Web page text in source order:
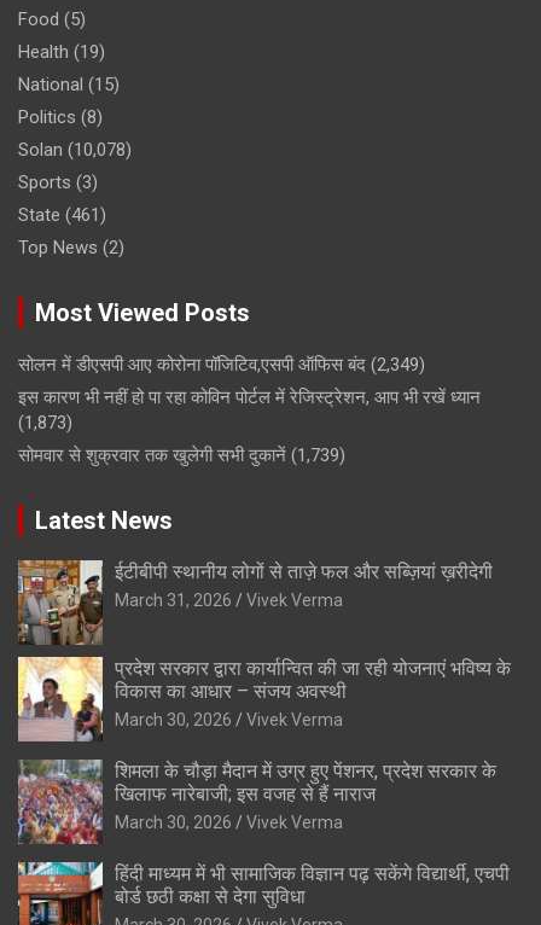
Food (5)
Health (19)
National (15)
Politics (8)
Solan (10,078)
Sports (3)
State (461)
Top News (2)
Most Viewed Posts
सोलन में डीएसपी आए कोरोना पॉजिटिव,एसपी ऑफिस बंद (2,349)
इस कारण भी नहीं हो पा रहा कोविन पोर्टल में रेजिस्ट्रेशन, आप भी रखें ध्यान
(1,873)
सोमवार से शुक्रवार तक खुलेगी सभी दुकानें (1,739)
Latest News
ईटीबीपी स्थानीय लोगों से ताज़े फल और सब्ज़ियां ख़रीदेगी
March 31, 2026 Vivek Verma
प्रदेश सरकार द्वारा कार्यान्वित की जा रही योजनाएं भविष्य के
विकास का आधार – संजय अवस्थी
March 30, 2026 Vivek Verma
शिमला के चौड़ा मैदान में उग्र हुए पेंशनर, प्रदेश सरकार के
खिलाफ नारेबाजी; इस वजह से हैं नाराज
March 30, 2026 Vivek Verma
हिंदी माध्यम में भी सामाजिक विज्ञान पढ़ सकेंगे विद्यार्थी, एचपी
बोर्ड छठी कक्षा से देगा सुविधा